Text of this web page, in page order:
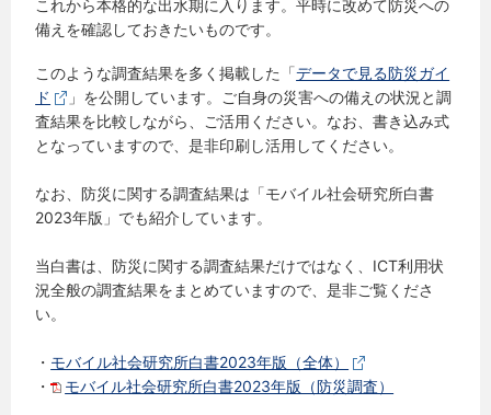
これから本格的な出水期に入ります。平時に改めて防災への
備えを確認しておきたいものです。
このような調査結果を多く掲載した「データで見る防災ガイ
ド
」を公開しています。ご自身の災害への備えの状況と調
査結果を比較しながら、ご活用ください。なお、書き込み式
となっていますので、是非印刷し活用してください。
なお、防災に関する調査結果は「モバイル社会研究所白書
2023年版」でも紹介しています。
当白書は、防災に関する調査結果だけではなく、ICT利用状
況全般の調査結果をまとめていますので、是非ご覧くださ
い。
・ モバイル社会研究所白書2023年版（全体）
・
モバイル社会研究所白書2023年版（防災調査）